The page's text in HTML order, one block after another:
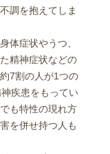
調を抱えてしま
体症状やうつ、
精神症状などの
7割の人が1つの
疾患をもってい
も特性の現れ方
を併せ持つ人も